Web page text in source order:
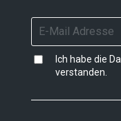
Ich habe die
verstanden.